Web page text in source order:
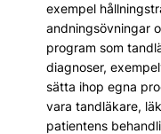
exempel
andningsövningar
program som
diagnoser,
sätta ihop egna
vara tandläkare,
patientens